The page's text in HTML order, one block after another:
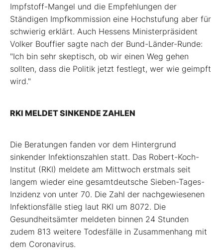
Impfstoff-Mangel und die Empfehlungen der
Ständigen Impfkommission eine Hochstufung aber für
schwierig erklärt. Auch Hessens Ministerpräsident
Volker Bouffier sagte nach der Bund-Länder-Runde:
"Ich bin sehr skeptisch, ob wir einen Weg gehen
sollten, dass die Politik jetzt festlegt, wer wie geimpft
wird."
RKI MELDET SINKENDE ZAHLEN
Die Beratungen fanden vor dem Hintergrund
sinkender Infektionszahlen statt. Das Robert-Koch-
Institut (RKI) meldete am Mittwoch erstmals seit
langem wieder eine gesamtdeutsche Sieben-Tages-
Inzidenz von unter 70. Die Zahl der nachgewiesenen
Infektionsfälle stieg laut RKI um 8072. Die
Gesundheitsämter meldeten binnen 24 Stunden
zudem 813 weitere Todesfälle in Zusammenhang mit
dem Coronavirus.